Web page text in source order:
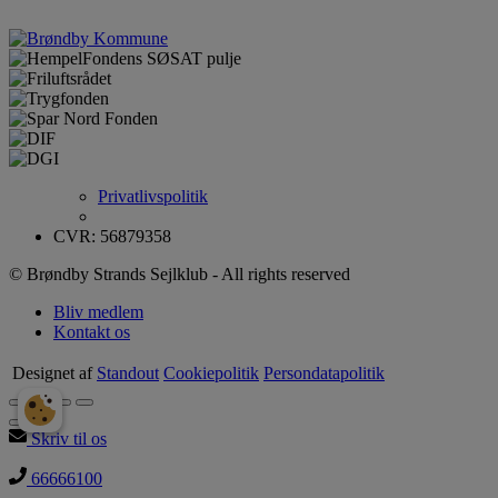
Privatlivspolitik
CVR: 56879358
© Brøndby Strands Sejlklub - All rights reserved
Bliv medlem
Kontakt os
Designet af Standout Cookiepolitik Persondatapolitik
Skriv til os
66666100